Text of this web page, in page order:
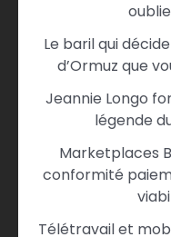
Le baril qui
d’Ormuz que
Jeannie Longo
légende
Marketplaces
conformité
Télétravail et